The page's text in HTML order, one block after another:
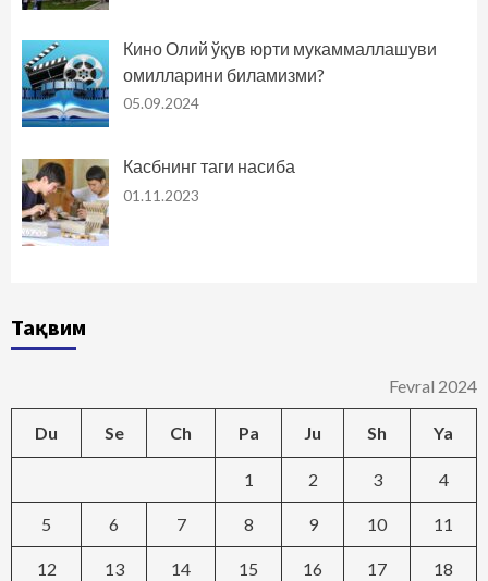
Кино Олий ўқув юрти мукаммаллашуви
омилларини биламизми?
05.09.2024
Касбнинг таги насиба
01.11.2023
Тақвим
Fevral 2024
Du Se Ch Pa Ju Sh Ya
1 2 3 4
5 6 7 8 9 10 11
12 13 14 15 16 17 18